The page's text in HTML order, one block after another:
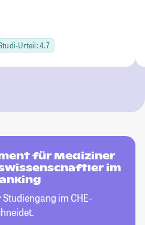
Urteil: 4.7
für Mediziner
im
im CHE-